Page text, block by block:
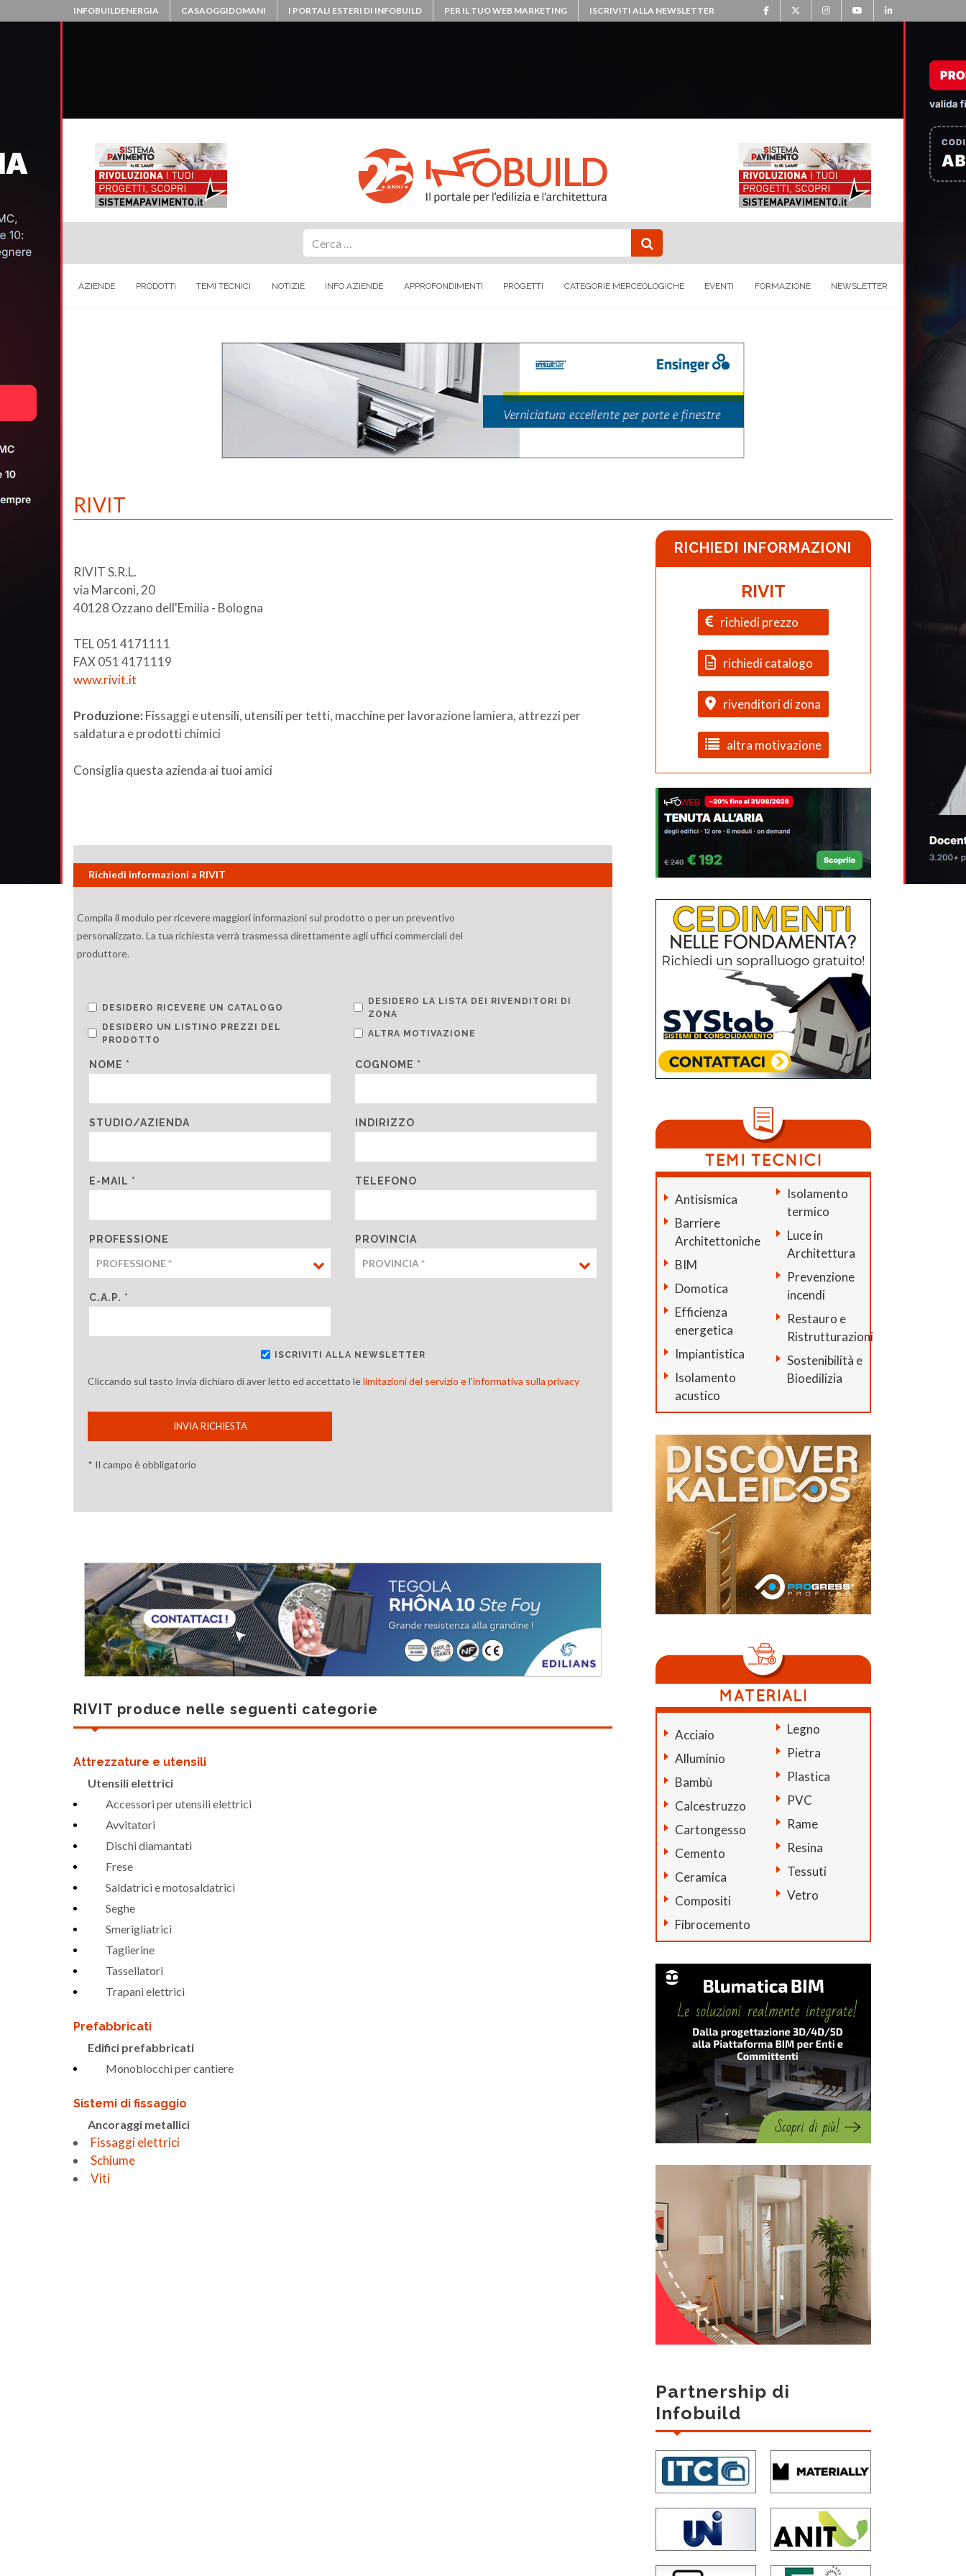
INFOBUILDENERGIA CASAOGGIDOMANI I PORTALI ESTERI DI INFOBUILD PER IL TUO WEB MARKETING ISCRIVITI ALLA NEWSLETTER
AZIENDE PRODOTTI TEMI TECNICI NOTIZIE INFO AZIENDE APPROFONDIMENTI PROGETTI CATEGORIE MERCEOLOGICHE EVENTI FORMAZIONE NEWSLETTER
RIVIT
RIVIT S.R.L.
via Marconi, 20
40128 Ozzano dell'Emilia - Bologna
TEL 051 4171111
FAX 051 4171119
www.rivit.it
Produzione: Fissaggi e utensili, utensili per tetti, macchine per lavorazione lamiera, attrezzi per
saldatura e prodotti chimici
Consiglia questa azienda ai tuoi amici
Richiedi informazioni a RIVIT
Compila il modulo per ricevere maggiori informazioni sul prodotto o per un preventivo
personalizzato. La tua richiesta verrà trasmessa direttamente agli uffici commerciali del
produttore.
DESIDERO RICEVERE UN CATALOGO
DESIDERO LA LISTA DEI RIVENDITORI DI
ZONA
DESIDERO UN LISTINO PREZZI DEL
PRODOTTO
ALTRA MOTIVAZIONE
NOME * COGNOME *
STUDIO/AZIENDA INDIRIZZO
E-MAIL * TELEFONO
PROFESSIONE PROVINCIA
C.A.P. *
ISCRIVITI ALLA NEWSLETTER
Cliccando sul tasto Invia dichiaro di aver letto ed accettato lelimitazioni del servizio e l'informativa sulla privacy
INVIA RICHIESTA
* Il campo è obbligatorio
RIVIT produce nelle seguenti categorie
Attrezzature e utensili
Utensili elettrici
Accessori per utensili elettrici
Avvitatori
Dischi diamantati
Frese
Saldatrici e motosaldatrici
Seghe
Smerigliatrici
Taglierine
Tassellatori
Trapani elettrici
Prefabbricati
Edifici prefabbricati
Monoblocchi per cantiere
Sistemi di fissaggio
Ancoraggi metallici
Fissaggi elettrici
Schiume
Viti
RICHIEDI INFORMAZIONI
RIVIT
richiedi prezzo
richiedi catalogo
rivenditori di zona
altra motivazione
Antisismica
Barriere
Architettoniche
BIM
Domotica
Efficienza
energetica
Impiantistica
Isolamento
acustico
Isolamento
termico
Luce in
Architettura
Prevenzione
incendi
Restauro e
Ristrutturazioni
Sostenibilità e
Bioedilizia
Acciaio
Alluminio
Bambù
Calcestruzzo
Cartongesso
Cemento
Ceramica
Compositi
Fibrocemento
Legno
Pietra
Plastica
PVC
Rame
Resina
Tessuti
Vetro
Partnership di
Infobuild